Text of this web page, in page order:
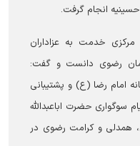
خدمت به عزاداران
رضوی دانست و گفت:
امام رضا (ع) و پشتیبانی
سوگواری حضرت اباعبدالله
همدلی و کرامت رضوی در